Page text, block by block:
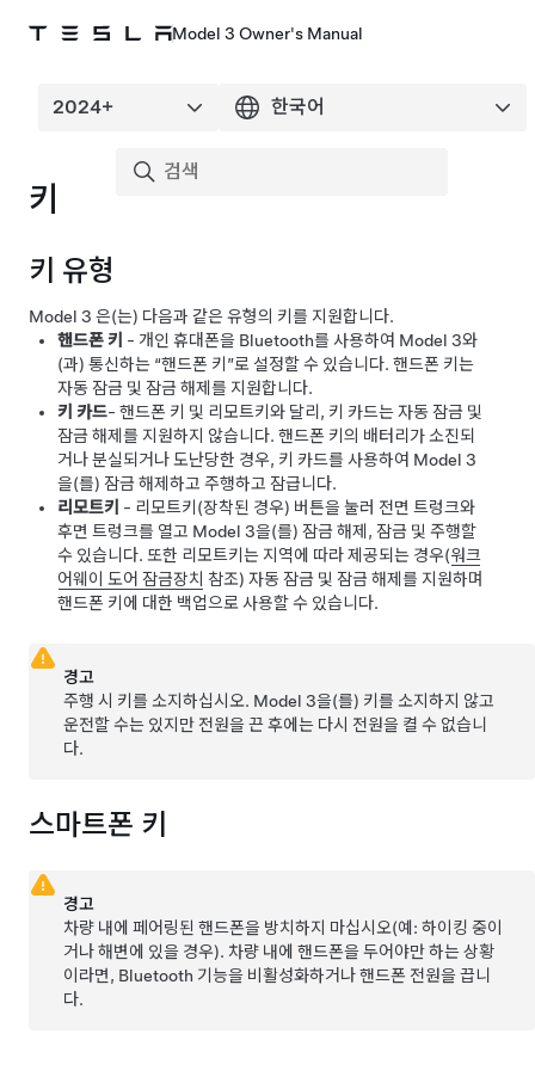
Model 3 Owner's Manual
키
키 유형
Model 3 은(는) 다음과 같은 유형의 키를 지원합니다.
핸드폰 키 - 개인 휴대폰을 Bluetooth를 사용하여 Model 3와
(과) 통신하는 “핸드폰 키”로 설정할 수 있습니다. 핸드폰 키는
자동 잠금 및 잠금 해제를 지원합니다.
키 카드- 핸드폰 키 및 리모트키와 달리, 키 카드는 자동 잠금 및
잠금 해제를 지원하지 않습니다. 핸드폰 키의 배터리가 소진되
거나 분실되거나 도난당한 경우, 키 카드를 사용하여 Model 3
을(를) 잠금 해제하고 주행하고 잠급니다.
리모트키 - 리모트키(장착된 경우) 버튼을 눌러 전면 트렁크와
후면 트렁크를 열고 Model 3을(를) 잠금 해제, 잠금 및 주행할
수 있습니다. 또한 리모트키는 지역에 따라 제공되는 경우(워크
어웨이 도어 잠금장치 참조) 자동 잠금 및 잠금 해제를 지원하며
핸드폰 키에 대한 백업으로 사용할 수 있습니다.
경고
주행 시 키를 소지하십시오. Model 3을(를) 키를 소지하지 않고
운전할 수는 있지만 전원을 끈 후에는 다시 전원을 켤 수 없습니
다.
스마트폰 키
경고
차량 내에 페어링된 핸드폰을 방치하지 마십시오(예: 하이킹 중이
거나 해변에 있을 경우). 차량 내에 핸드폰을 두어야만 하는 상황
이라면, Bluetooth 기능을 비활성화하거나 핸드폰 전원을 끕니
다.